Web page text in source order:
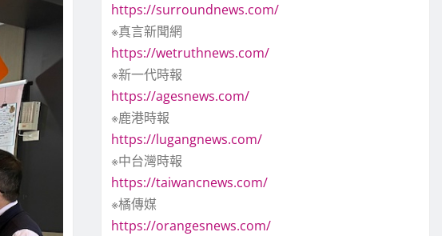
https://surroundnews.com/
※真言新聞網
https://wetruthnews.com/
※新一代時報
https://agesnews.com/
※鹿港時報
https://lugangnews.com/
※中台灣時報
https://taiwancnews.com/
※橘傳媒
https://orangesnews.com/